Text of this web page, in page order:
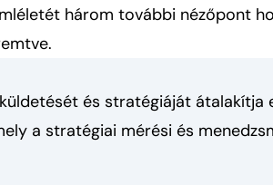
három további nézőpont
és stratégiáját átalakítja
a stratégiai mérési és